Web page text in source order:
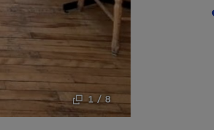
1 / 8